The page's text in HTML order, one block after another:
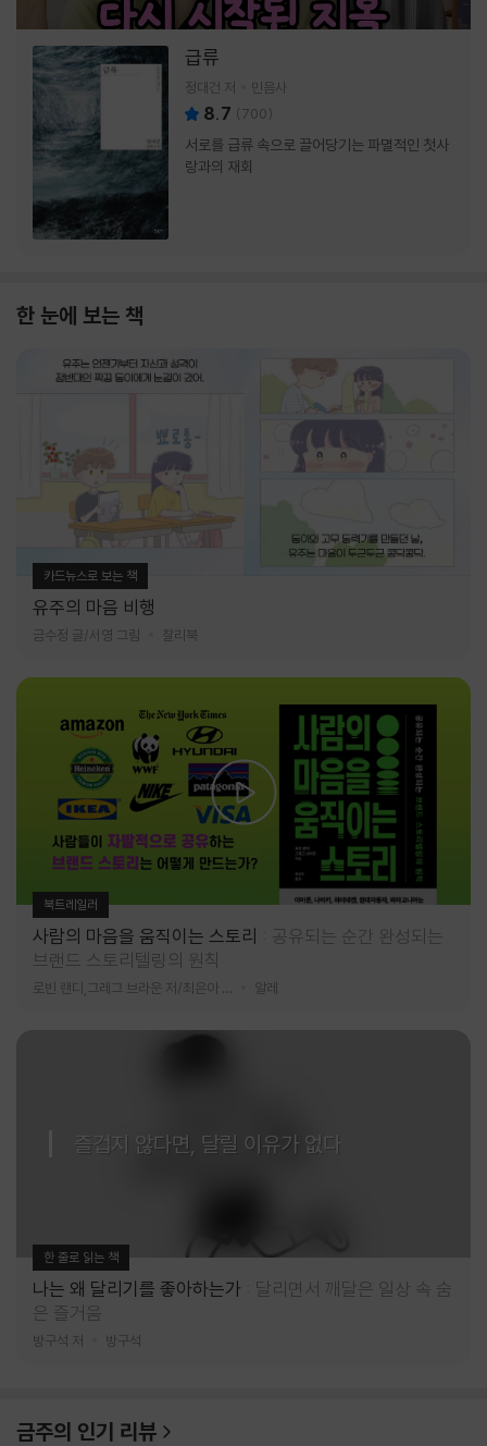
급류
정대건 저 민음사
8.7 (700)
서로를 급류 속으로 끌어당기는 파멸적인 첫사
랑과의 재회
한 눈에 보는 책
카드뉴스로 보는 책
유주의 마음 비행
금수정 글/서영 그림 찰리북
북트레일러
사람의 마음을 움직이는 스토리
공유되는 순간 완성되는
브랜드 스토리텔링의 원칙
알레
즐겁지 않다면, 달릴 이유가 없다
한 줄로 읽는 책
나는 왜 달리기를 좋아하는가
달리면서 깨달은 일상 속 숨
은 즐거움
방구석 저 방구석
금주의 인기 리뷰